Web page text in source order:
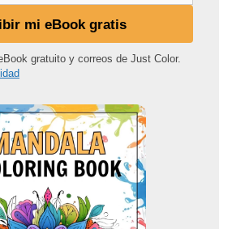
mi eBook gratis
gratuito y correos de Just Color.